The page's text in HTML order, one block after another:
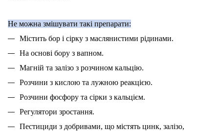
Не можна змішувати такі препарати:
Містить бор і сірку з маслянистими рідинами.
На основі бору з вапном.
Магній та залізо з розчином кальцію.
Розчини з кислою та лужною реакцією.
Розчини фосфору та сірки з кальцієм.
Регулятори зростання.
Пестициди з добривами, що містять цинк, залізо,